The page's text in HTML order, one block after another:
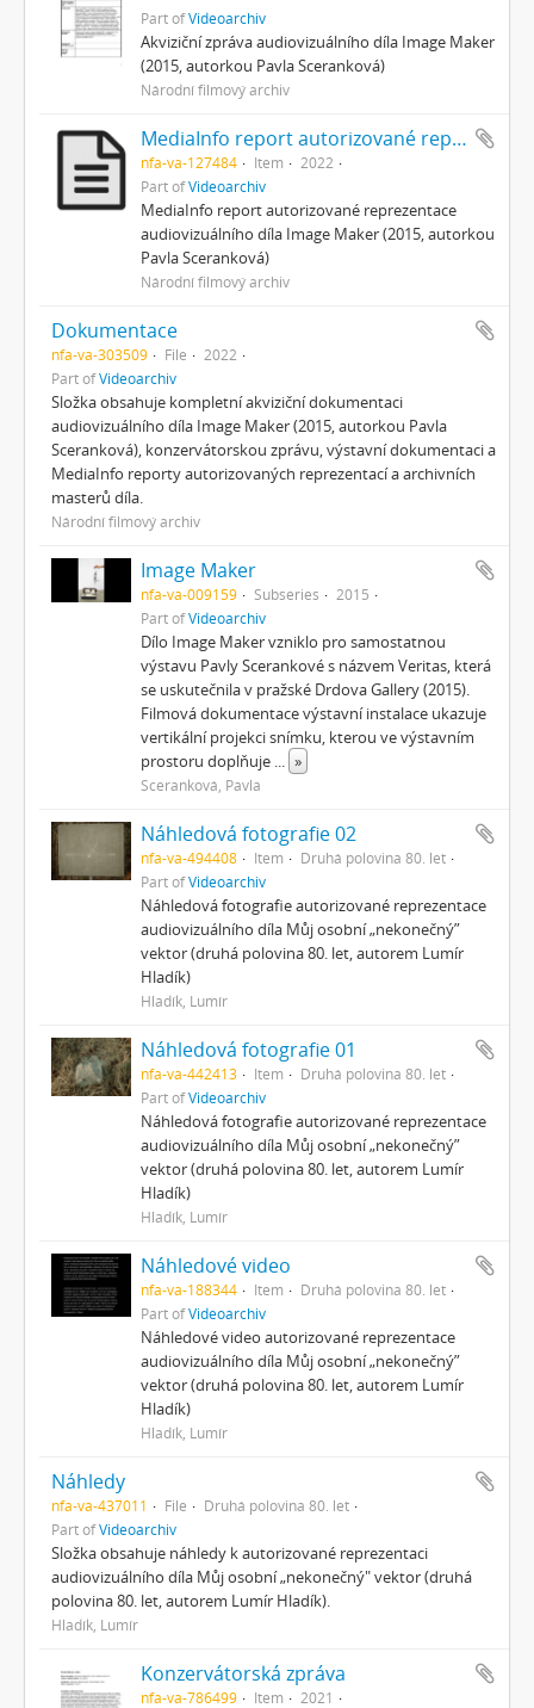
Part ofVideoarchiv
Akviziční zpráva audiovizuálního díla Image Maker
(2015, autorkou Pavla Sceranková)
Národní filmový archiv
MediaInfo report autorizované reprezentace
nfa-va-127484 Item
2022
Part ofVideoarchiv
MediaInfo report autorizované reprezentace
audiovizuálního díla Image Maker (2015, autorkou
Pavla Sceranková)
Národní filmový archiv
Dokumentace
nfa-va-303509 File
2022
Part ofVideoarchiv
Složka obsahuje kompletní akviziční dokumentaci
audiovizuálního díla Image Maker (2015, autorkou Pavla
Sceranková), konzervátorskou zprávu, výstavní dokumentaci a
MediaInfo reporty autorizovaných reprezentací a archivních
masterů díla.
Národní filmový archiv
Image Maker
nfa-va-009159 Subseries
2015
Part ofVideoarchiv
Dílo Image Maker vzniklo pro samostatnou
výstavu Pavly Scerankové s názvem Veritas, která
se uskutečnila v pražské Drdova Gallery (2015).
Filmová dokumentace výstavní instalace ukazuje
vertikální projekci snímku, kterou ve výstavním
prostoru doplňuje ... »
Sceranková, Pavla
Náhledová fotografie 02
nfa-va-494408 Item
Druhá polovina 80. let
Part ofVideoarchiv
Náhledová fotografie autorizované reprezentace
audiovizuálního díla Můj osobní „nekonečný”
vektor (druhá polovina 80. let, autorem Lumír
Hladík)
Hladík, Lumír
Náhledová fotografie 01
nfa-va-442413 Item
Druhá polovina 80. let
Part ofVideoarchiv
Náhledová fotografie autorizované reprezentace
audiovizuálního díla Můj osobní „nekonečný”
vektor (druhá polovina 80. let, autorem Lumír
Hladík)
Hladík, Lumír
Náhledové video
nfa-va-188344 Item
Druhá polovina 80. let
Part ofVideoarchiv
Náhledové video autorizované reprezentace
audiovizuálního díla Můj osobní „nekonečný”
vektor (druhá polovina 80. let, autorem Lumír
Hladík)
Hladík, Lumír
Náhledy
nfa-va-437011 File
Druhá polovina 80. let
Part ofVideoarchiv
Složka obsahuje náhledy k autorizované reprezentaci
audiovizuálního díla Můj osobní „nekonečný" vektor (druhá
polovina 80. let, autorem Lumír Hladík).
Hladík, Lumír
Konzervátorská zpráva
nfa-va-786499 Item
2021